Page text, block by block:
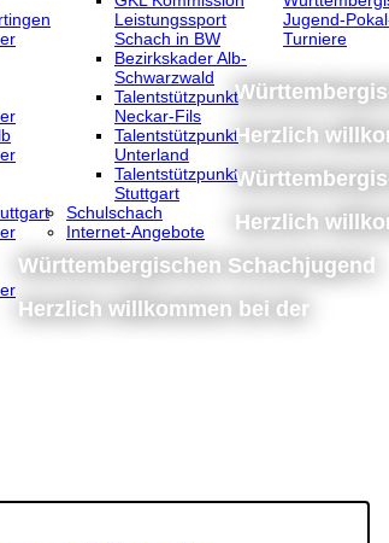
Leistungssport
Schach in BW
Bezirkskader Alb-
Schwarzwald
Talentstützpunkt
Neckar-Fils
Talentstützpunkt
Unterland
Talentstützpunkt
Stuttgart
Schulschach
Internet-Angebote
Jugend-
Turniere
Herzlich
Herzlich
Württembergischen Schachjugend
Herzlich willkommen bei der